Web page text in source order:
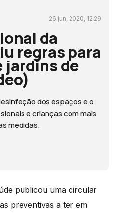
26 jun, 2020, 12:29
da
regras para
jardins de
dos espaços e o
e crianças com mais
medidas.
publicou uma circular
preventivas a ter em